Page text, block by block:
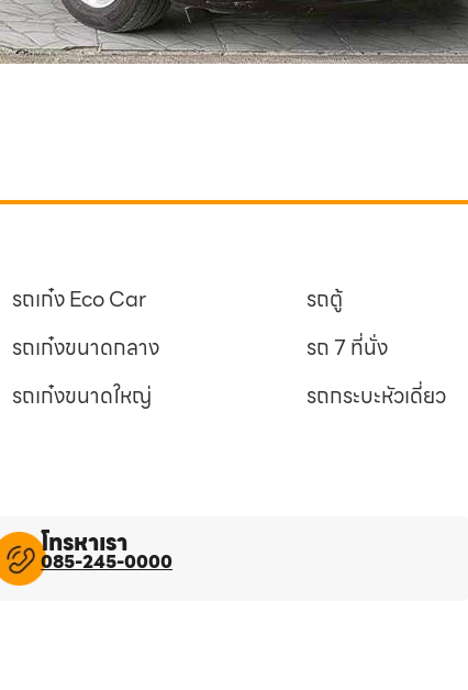
รถเก๋ง Eco Car
รถเก๋งขนาดกลาง
รถเก๋งขนาดใหญ่
รถตู้
รถ 7 ที่นั่ง
รถกระบะหัวเดี่ยว
โทรหาเรา
085-245-0000